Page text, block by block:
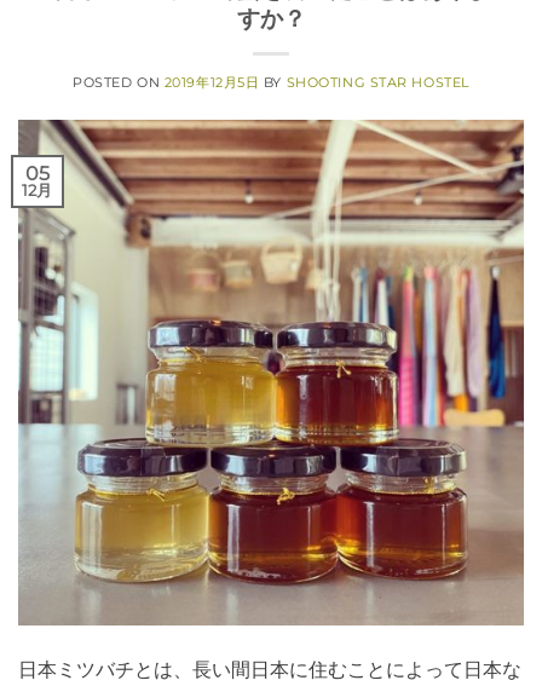
すか？
POSTED ON 2019年12月5日 BY SHOOTING STAR HOSTEL
05
12月
日本ミツバチとは、長い間日本に住むことによって日本な